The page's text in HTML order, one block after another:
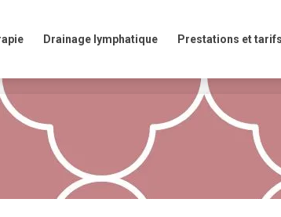
Drainage lymphatique Prestations et tarifs